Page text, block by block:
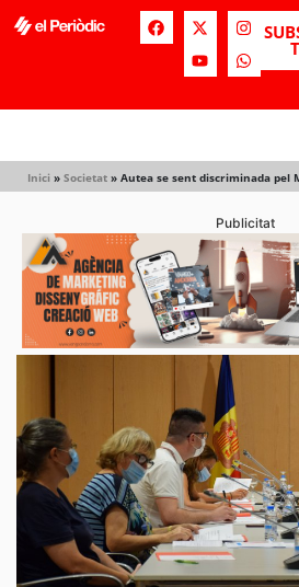
Inici » Societat » Autea se sent discriminada pel
Publicitat